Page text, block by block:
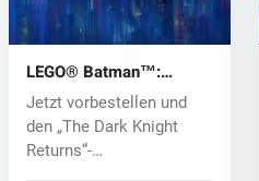
LEGO® Batman™:
Legacy of the Dark
Knight (PC) key
Jetzt vorbestellen und
den „The Dark Knight
Returns“-